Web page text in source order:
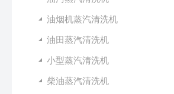
油烟机蒸汽清洗机
油田蒸汽清洗机
小型蒸汽清洗机
柴油蒸汽清洗机